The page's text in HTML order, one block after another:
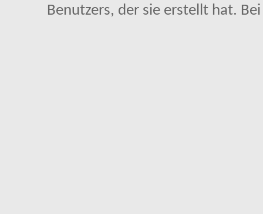
Benutzers, der sie erstellt hat.